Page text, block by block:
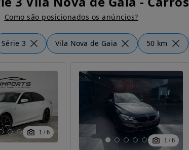
Como são posicionados os anúncios?
Série 3 Vila Nova de Gaia 50 km
1 / 6
1 / 6